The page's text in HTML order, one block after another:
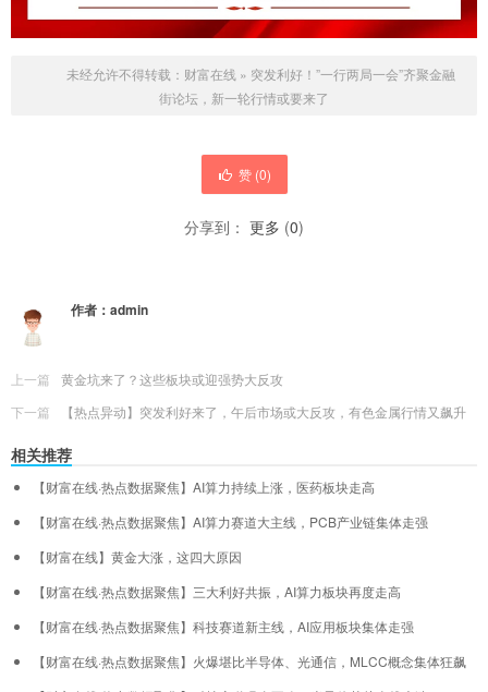
未经允许不得转载： 财富在线 » 突发利好！”一行两局一会”齐聚金融
街论坛，新一轮行情或要来了
赞 (0)
分享到： 更多 (0)
作者： admin
上一篇
黄金坑来了？这些板块或迎强势大反攻
下一篇
【热点异动】突发利好来了，午后市场或大反攻，有色金属行情又飙升
相关推荐
【财富在线·热点数据聚焦】AI算力持续上涨，医药板块走高
【财富在线·热点数据聚焦】AI算力赛道大主线，PCB产业链集体走强
【财富在线】黄金大涨，这四大原因
【财富在线·热点数据聚焦】三大利好共振，AI算力板块再度走高
【财富在线·热点数据聚焦】科技赛道新主线，AI应用板块集体走强
【财富在线·热点数据聚焦】火爆堪比半导体、光通信，MLCC概念集体狂飙